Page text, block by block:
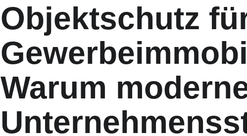
Objektschutz
Warum